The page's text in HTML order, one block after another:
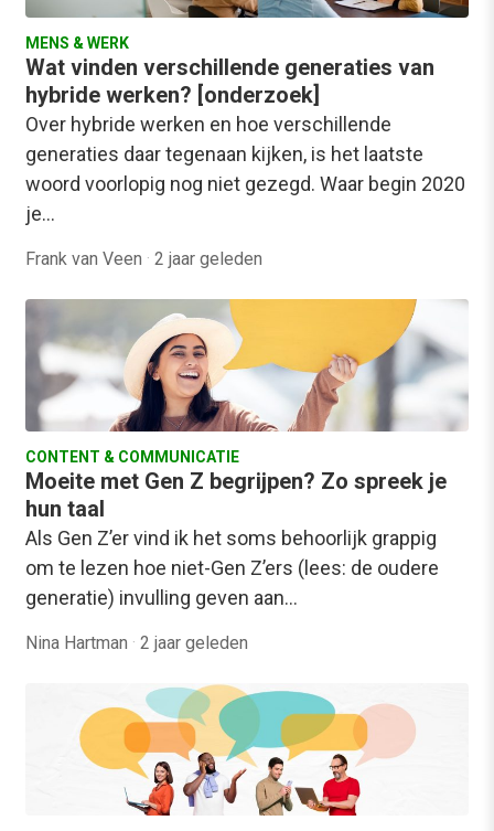
MENS & WERK
Wat vinden verschillende generaties van
hybride werken? [onderzoek]
Over hybride werken en hoe verschillende
generaties daar tegenaan kijken, is het laatste
woord voorlopig nog niet gezegd. Waar begin 2020
je…
Frank van Veen · 2 jaar geleden
CONTENT & COMMUNICATIE
Moeite met Gen Z begrijpen? Zo spreek je
hun taal
Als Gen Z’er vind ik het soms behoorlijk grappig
om te lezen hoe niet-Gen Z’ers (lees: de oudere
generatie) invulling geven aan…
Nina Hartman · 2 jaar geleden